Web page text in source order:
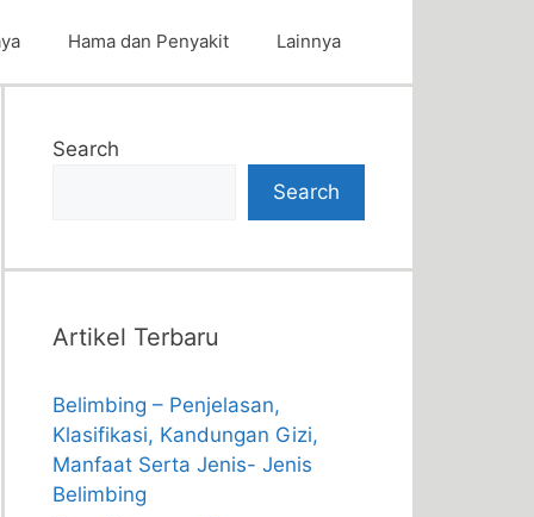
Hama dan Penyakit Lainnya
Search
Search
Artikel Terbaru
Belimbing – Penjelasan,
Klasifikasi, Kandungan Gizi,
Manfaat Serta Jenis- Jenis
Belimbing